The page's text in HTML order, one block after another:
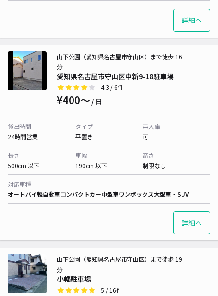
詳細へ
愛知県名古屋市守山区中新9-18駐車場
山下公園（愛知県名古屋市守山区）まで徒歩 16
分
4.3 / 6件
¥400〜 / 日
貸出時間
24時間営業
タイプ
平置き
再入庫
可
長さ
500cm 以下
車幅
190cm 以下
高さ
制限なし
対応車種
オートバイ軽自動車コンパクトカー中型車ワンボックス大型車・SUV
詳細へ
小幡駐車場
山下公園（愛知県名古屋市守山区）まで徒歩 19
分
5 / 16件